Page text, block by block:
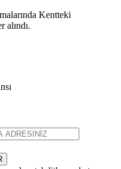
Kentteki
alındı.